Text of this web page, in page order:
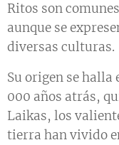
Ritos son
aunque se
diversas culturas.
Su origen se halla
000 años atrás,
Laikas, los
tierra han vivido